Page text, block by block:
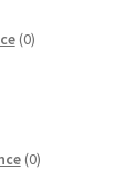
0izdelkov
0izdelkov